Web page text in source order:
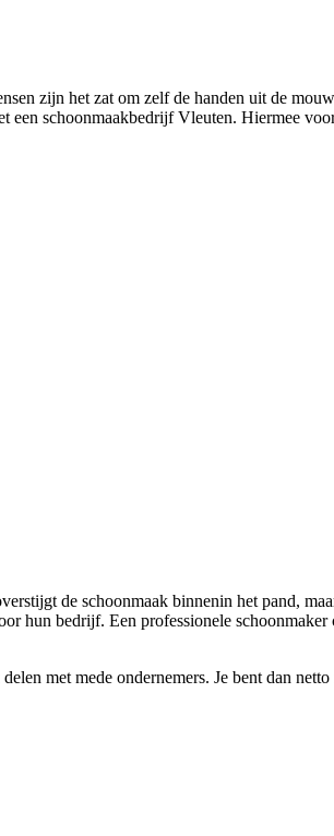
zijn het zat om zelf de handen uit de
schoonmaakbedrijf Vleuten. Hiermee
de schoonmaak binnenin het pand,
hun bedrijf. Een professionele
met mede ondernemers. Je bent dan